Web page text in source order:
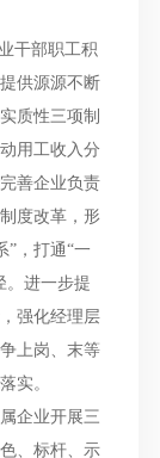
干部职工积
供源源不断
质性三项制
用工收入分
善企业负责
度改革，形
”，打通“一
。进一步提
强化经理层
上岗、末等
实。
企业开展三
、标杆、示